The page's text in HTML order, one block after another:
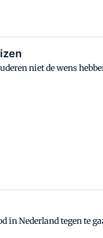
niet de wens
in Nederland tegen te